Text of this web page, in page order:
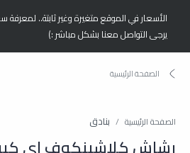
الأسعار في الموقع متغيرة وغير ثابتة..
يرجى التواصل معنا بشكل مباشر :)
الصفحة الرئيسية بنادق